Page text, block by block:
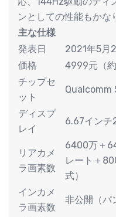
ンとしての性能もかな
主な仕様
発表日
2021年5月
価格
4999元（
チップセ
ット
Qualcomm
ディスプ
レイ
6.67イン
リアカメ
ラ画素数
6400万＋
レート＋
式）
インカメ
ラ画素数
非公開（パ